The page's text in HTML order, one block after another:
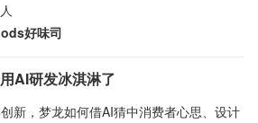
好味司
AI研发冰淇淋了
新，梦龙如何借AI猜中消费者心思、设计